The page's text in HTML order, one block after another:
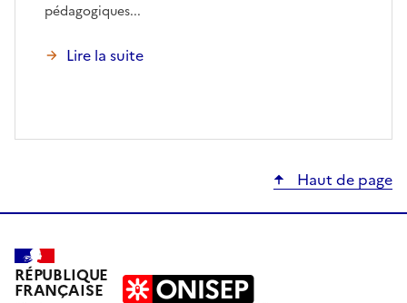
pédagogiques...
Lire la suite
Haut de page
RÉPUBLIQUE
FRANÇAISE